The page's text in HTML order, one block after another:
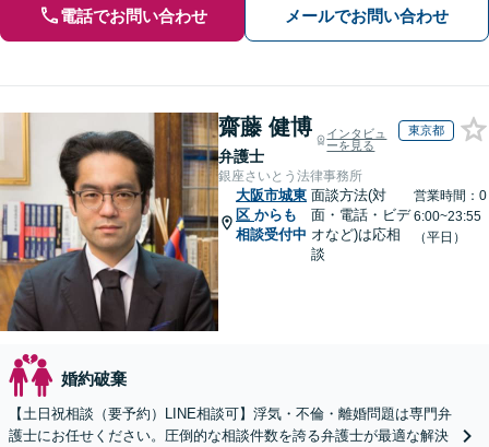
電話でお問い合わせ メールでお問い合わせ
齋藤 健博
弁護士
インタビュ
ーを見る
東京都
銀座さいとう法律事務所
大阪市城東
区 からも
相談受付中
面談方法(対
面・電話・ビデ
オなど)は応相
談
営業時間：0
6:00~23:55
（平日）
婚約破棄
【土日祝相談（要予約）LINE相談可】浮気・不倫・離婚問題は専門弁
護士にお任せください。圧倒的な相談件数を誇る弁護士が最適な解決